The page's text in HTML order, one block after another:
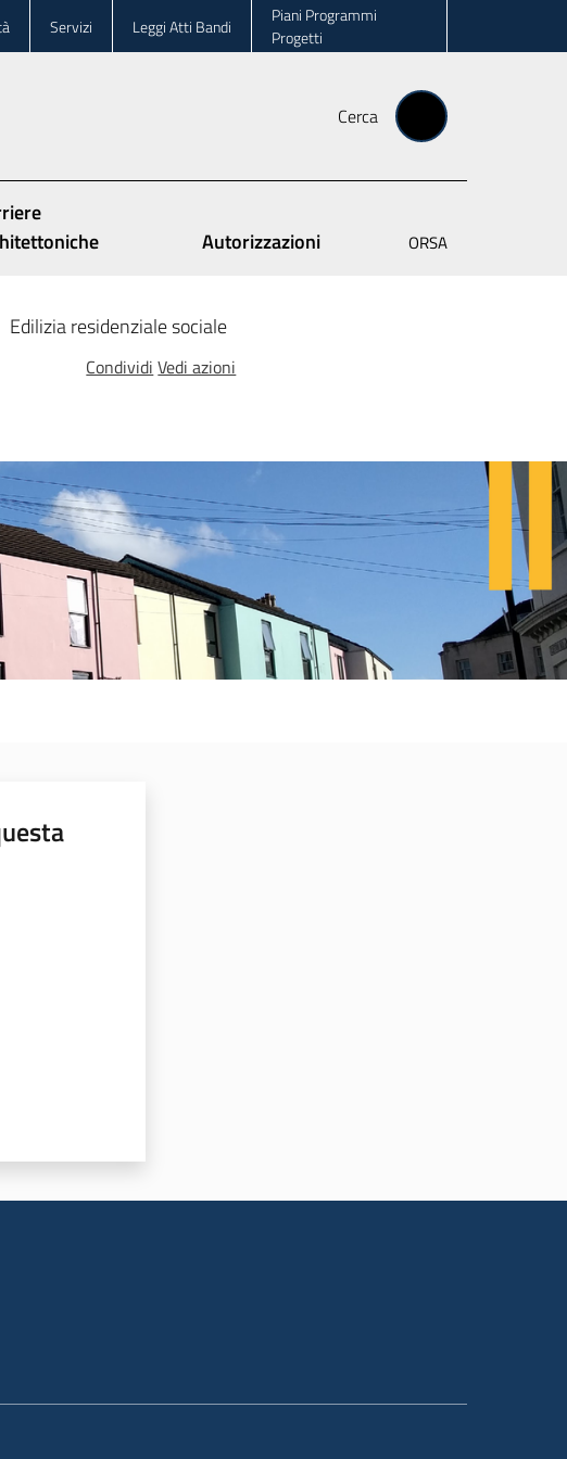
Servizi Leggi Atti Bandi
Piani Programmi
Progetti
Cerca
Autorizzazioni ORSA
Edilizia residenziale sociale
Condividi Vedi azioni